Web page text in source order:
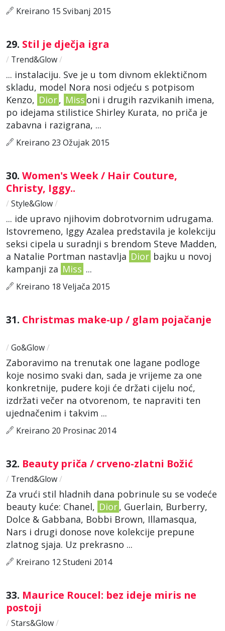
Kreirano 15 Svibanj 2015
29. Stil je dječja igra
/ Trend&Glow/
... instalaciju. Sve je u tom divnom eklektičnom
skladu, model Nora nosi odjeću s potpisom
Kenzo, Dior, Miss oni i drugih razvikanih imena,
po idejama stilistice Shirley Kurata, no priča je
zabavna i razigrana, ...
Kreirano 23 Ožujak 2015
30. Women's Week / Hair Couture,
Christy, Iggy..
/ Style&Glow/
... ide upravo njihovim dobrotvornim udrugama.
Istovremeno, Iggy Azalea predstavila je kolekciju
seksi cipela u suradnji s brendom Steve Madden,
a Natalie Portman nastavlja Dior bajku u novoj
kampanji za Miss ...
Kreirano 18 Veljača 2015
31. Christmas make-up / glam pojačanje
/ Go&Glow/
Zaboravimo na trenutak one lagane podloge
koje nosimo svaki dan, sada je vrijeme za one
konkretnije, pudere koji će držati cijelu noć,
izdržati večer na otvorenom, te napraviti ten
ujednačenim i takvim ...
Kreirano 20 Prosinac 2014
32. Beauty priča / crveno-zlatni Božić
/ Trend&Glow/
Za vrući stil hladnih dana pobrinule su se vodeće
beauty kuće: Chanel, Dior, Guerlain, Burberry,
Dolce & Gabbana, Bobbi Brown, Illamasqua,
Nars i drugi donose nove kolekcije prepune
zlatnog sjaja. Uz prekrasno ...
Kreirano 12 Studeni 2014
33. Maurice Roucel: bez ideje miris ne
postoji
/ Stars&Glow/